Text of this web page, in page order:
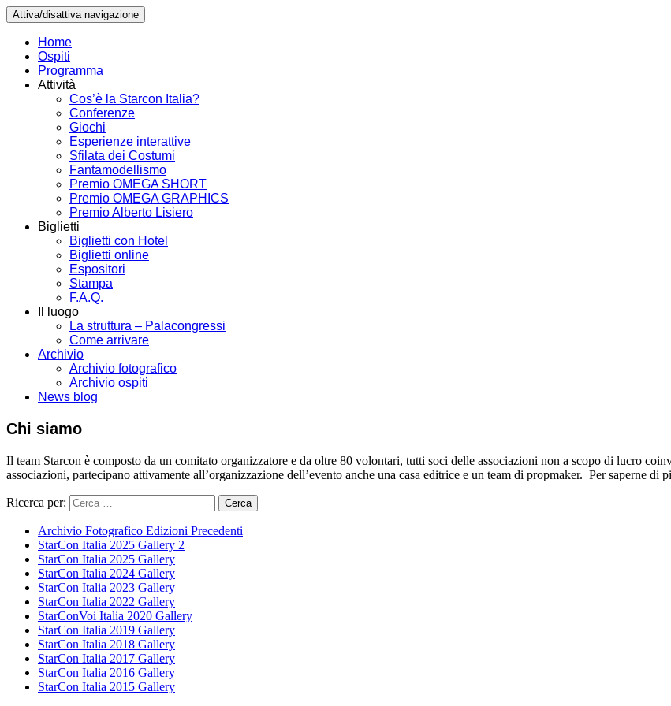
Attiva/disattiva navigazione
Home
Ospiti
Programma
Attività
Cos’è la Starcon Italia?
Conferenze
Giochi
Esperienze interattive
Sfilata dei Costumi
Fantamodellismo
Premio OMEGA SHORT
Premio OMEGA GRAPHICS
Premio Alberto Lisiero
Biglietti
Biglietti con Hotel
Biglietti online
Espositori
Stampa
F.A.Q.
Il luogo
La struttura – Palacongressi
Come arrivare
Archivio
Archivio fotografico
Archivio ospiti
Il team Starcon è composto da un comitato organizzatore e da oltre 80 volontari, tutti soci delle associazioni non a scopo di lucro
associazioni, partecipano attivamente all’organizzazione dell’evento anche una casa editrice e un team di propmaker. Per saperne di
Ricerca per:
Archivio Fotografico Edizioni Precedenti
StarCon Italia 2025 Gallery 2
StarCon Italia 2025 Gallery
StarCon Italia 2024 Gallery
StarCon Italia 2023 Gallery
StarCon Italia 2022 Gallery
StarConVoi Italia 2020 Gallery
StarCon Italia 2019 Gallery
StarCon Italia 2018 Gallery
StarCon Italia 2017 Gallery
StarCon Italia 2016 Gallery